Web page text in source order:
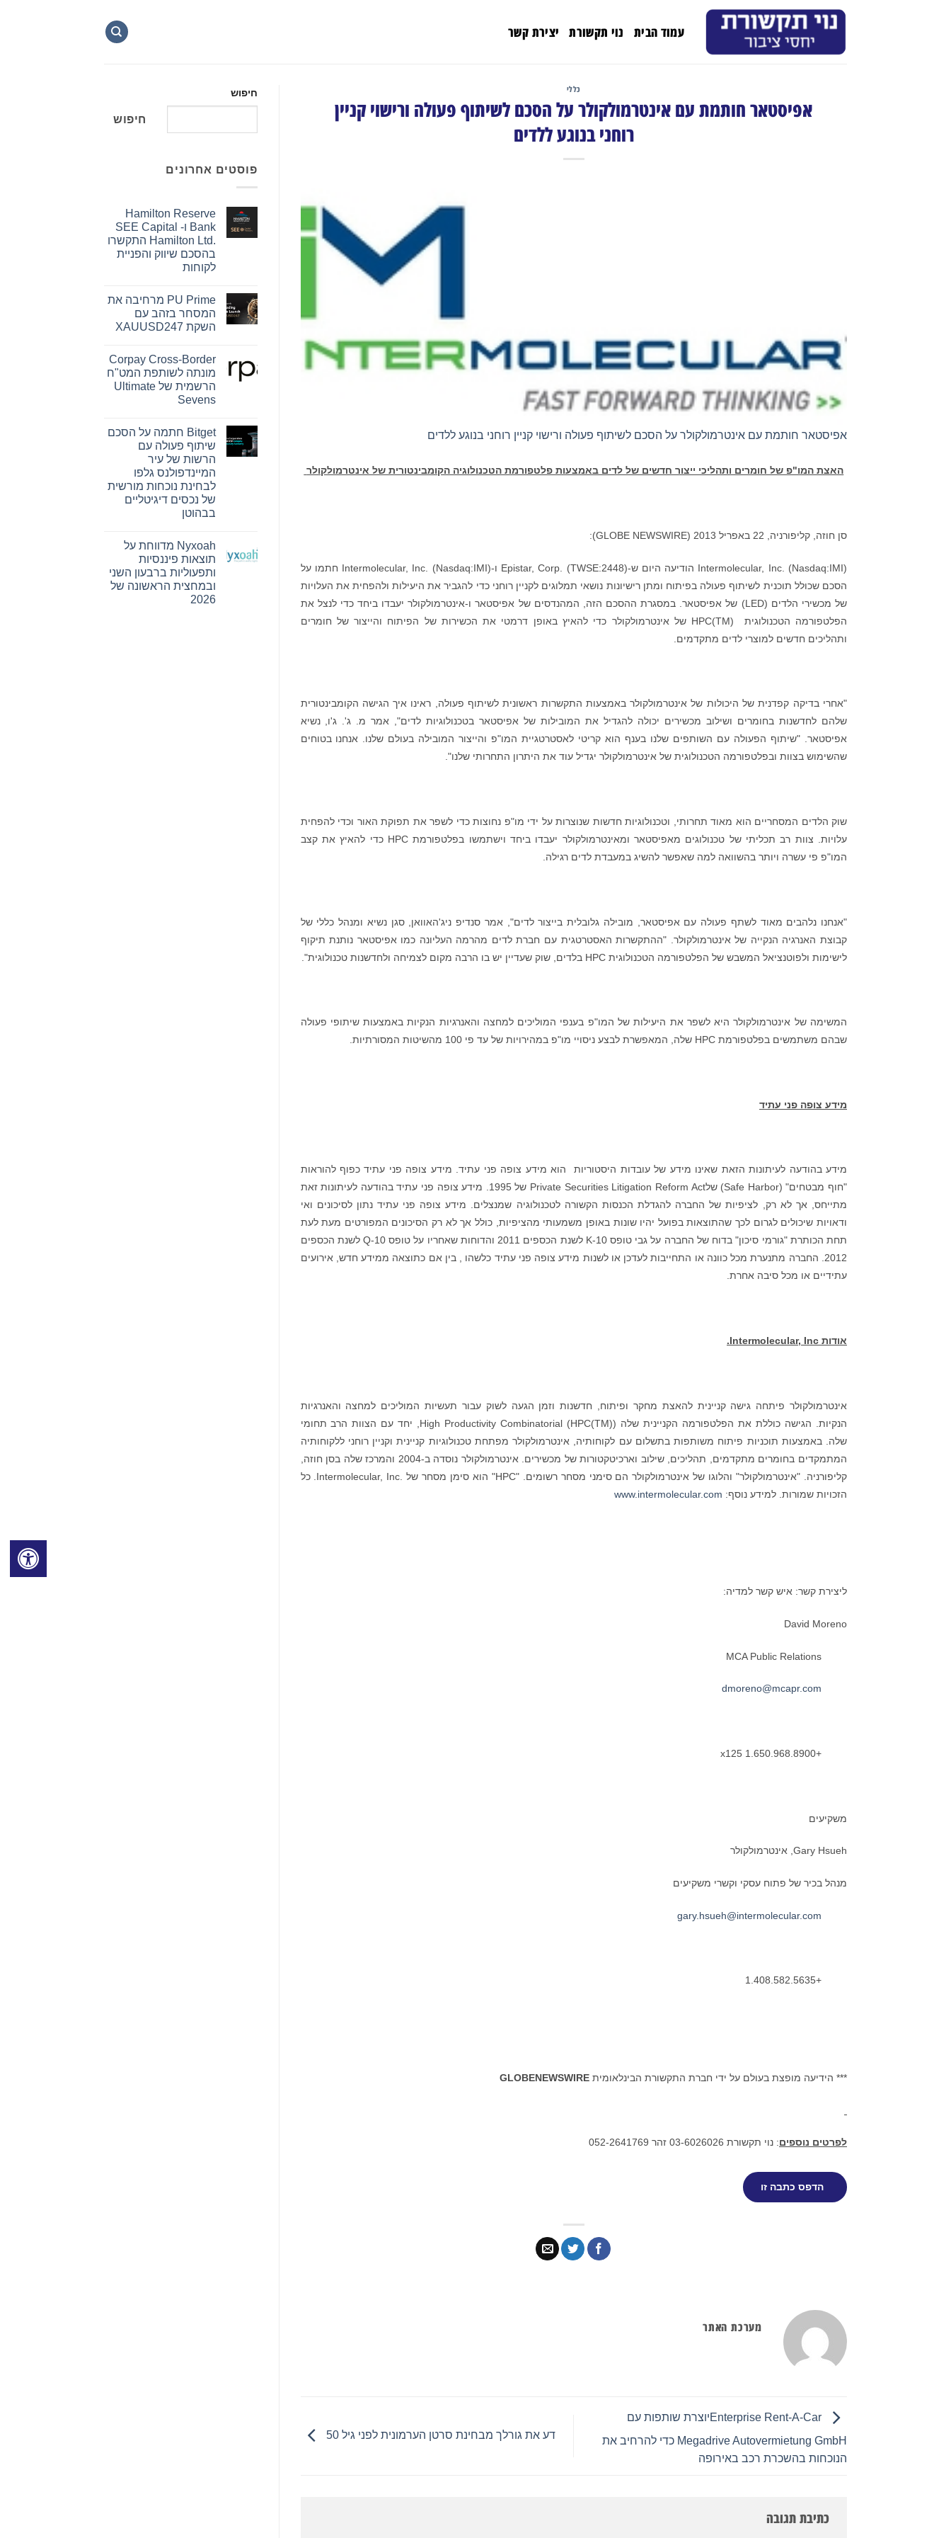
עמוד הבית נוי תקשורת יצירת קשר
כללי
אפיסטאר חותמת עם אינטרמולקולר על הסכם לשיתוף פעולה ורישוי קניין
רוחני בנוגע ללדים
אפיסטאר חותמת עם אינטרמולקולר על הסכם לשיתוף פעולה ורישוי קניין רוחני בנוגע ללדים
האצת המו"פ של חומרים ותהליכי ייצור חדשים של לדים באמצעות פלטפורמת הטכנולוגיה הקומבינטורית של אינטרמולקולר
סן חוזה, קליפורניה, 22 באפריל 2013 (GLOBE NEWSWIRE):
Intermolecular, Inc. (Nasdaq:IMI) הודיעה היום ש-Epistar, Corp. (TWSE:2448) ו-Intermolecular, Inc. (Nasdaq:IMI) חתמו על
הסכם שכולל תוכנית לשיתוף פעולה בפיתוח ומתן רישיונות נושאי תמלוגים לקניין רוחני כדי להגביר את היעילות ולהפחית את העלויות
של מכשירי הלדים (LED) של אפיסטאר. במסגרת ההסכם הזה, המהנדסים של אפיסטאר ו-אינטרמולקולר יעבדו ביחד כדי לנצל את
הפלטפורמה הטכנולוגית HPC(TM) של אינטרמולקולר כדי להאיץ באופן דרמטי את הכשירות של הפיתוח והייצור של חומרים
ותהליכים חדשים למוצרי לדים מתקדמים.
"אחרי בדיקה קפדנית של היכולות של אינטרמולקולר באמצעות התקשרות ראשונית לשיתוף פעולה, ראינו איך הגישה הקומבינטורית
שלהם לחדשנות בחומרים ושילוב מכשירים יכולה להגדיל את המובילות של אפיסטאר בטכנולוגיות לדים", אמר מ. ג'. ג'ו, נשיא
אפיסטאר. "שיתוף הפעולה עם השותפים שלנו בענף הוא קריטי לאסטרטגיית המו"פ והייצור המובילה בעולם שלנו. אנחנו בטוחים
שהשימוש בצוות ובפלטפורמה הטכנולוגית של אינטרמולקולר יגדיל עוד את היתרון התחרותי שלנו".
שוק הלדים המסחריים הוא מאוד תחרותי, וטכנולוגיות חדשות שנוצרות על ידי מו"פ נחוצות כדי לשפר את תפוקת האור וכדי להפחית
עלויות. צוות רב תכליתי של טכנולוגים מאפיסטאר ומאינטרמולקולר יעבדו ביחד וישתמשו בפלטפורמת HPC כדי להאיץ את קצב
המו"פ פי עשרה ויותר בהשוואה למה שאפשר להשיג במעבדת לדים רגילה.
"אנחנו נלהבים מאוד לשתף פעולה עם אפיסטאר, מובילה גלובלית בייצור לדים", אמר סנדיפ ניג'האוואן, סגן נשיא ומנהל כללי של
קבוצת האנרגיה הנקייה של אינטרמולקולר. "ההתקשרות האסטרטגית עם חברת לדים מהרמה העליונה כמו אפיסטאר נותנת תיקוף
לישימות ולפוטנציאל המשבש של הפלטפורמה הטכנולוגית HPC בלדים, שוק שעדיין יש בו הרבה מקום לצמיחה ולחדשנות טכנולוגית".
המשימה של אינטרמולקולר היא לשפר את היעילות של המו"פ בענפי המוליכים למחצה והאנרגיות הנקיות באמצעות שיתופי פעולה
שבהם משתמשים בפלטפורמת HPC שלה, המאפשרת לבצע ניסויי מו"פ במהירויות של עד פי 100 מהשיטות המסורתיות.
מידע צופה פני עתיד
מידע בהודעה לעיתונות הזאת שאינו מידע של עובדות היסטוריות הוא מידע צופה פני עתיד. מידע צופה פני עתיד כפוף להוראות
"חוף מבטחים" (Safe Harbor) שלPrivate Securities Litigation Reform Act של 1995. מידע צופה פני עתיד בהודעה לעיתונות זאת
מתייחס, אך לא רק, לציפיות של החברה להגדלת הכנסות הקשורה לטכנולוגיה שמנצלים. מידע צופה פני עתיד נתון לסיכונים ואי
ודאויות שיכולים לגרום לכך שהתוצאות בפועל יהיו שונות באופן משמעותי מהציפיות, כולל אך לא רק הסיכונים המפורטים מעת לעת
תחת הכותרת "גורמי סיכון" בדוח של החברה על גבי טופס K-10 לשנת הכספים 2011 והדוחות שאחריו על טופס Q-10 לשנת הכספים
2012. החברה מתנערת מכל כוונה או התחייבות לעדכן או לשנות מידע צופה פני עתיד כלשהו , בין אם כתוצאה ממידע חדש, אירועים
עתידיים או מכל סיבה אחרת.
אודות Intermolecular, Inc
.
אינטרמולקולר פיתחה גישה קניינית להאצת מחקר ופיתוח, חדשנות וזמן הגעה לשוק עבור תעשיות המוליכים למחצה והאנרגיות
הנקיות. הגישה כוללת את הפלטפורמה הקניינית שלה High Productivity Combinatorial (HPC(TM)), יחד עם הצוות הרב תחומי
שלה. באמצעות תוכניות פיתוח משותפות בתשלום עם לקוחותיה, אינטרמולקולר מפתחת טכנולוגיות קניינית וקניין רוחני ללקוחותיה
המתמקדים בחומרים מתקדמים, תהליכים, שילוב וארכיטקטורות של מכשירים. אינטרמולקולר נוסדה ב-2004 והמרכז שלה בסן חוזה,
קליפורניה. "אינטרמולקולר" והלוגו של אינטרמולקולר הם סימני מסחר רשומים. "HPC" הוא סימן מסחר של .Intermolecular, Inc. כל
הזכויות שמורות. למידע נוסף: www.intermolecular.com
ליצירת קשר: איש קשר למדיה:
David Moreno
dmoreno@mcapr.com
+1.650.968.8900 x125
משקיעים
Gary Hsueh, אינטרמולקולר
מנהל בכיר של פתוח עסקי וקשרי משקיעים
gary.hsueh@intermolecular.com
+1.408.582.5635
*** הידיעה מופצת בעולם על ידי חברת התקשורת הבינלאומית GLOBENEWSWIRE
לפרטים נוספים: נוי תקשורת 03-6026026 זהר 052-2641769
הדפס כתבה זו
מערכת האתר
Enterprise Rent-A-Carיוצרת שותפות עם
Megadrive Autovermietung GmbH כדי להרחיב את
הנוכחות בהשכרת רכב באירופה
דע את גורלך מבחינת סרטן הערמונית לפני גיל 50
כתיבת תגובה
חיפוש
חיפוש
פוסטים אחרונים
Hamilton Reserve
Bank ו- SEE Capital
Hamilton Ltd.‎ התקשרו
בהסכם שיווק והפניית
לקוחות
על
Hamilton
Reserve
Bank
Capital
Hamilton
Ltd.‎
התקשרו
בהסכם
שיווק
PU Prime מרחיבה את
המסחר בזהב עם
השקת XAUUSD247
על
PU
Prime
מרחיבה
את
המסחר
השקת
XAUUSD247
Corpay Cross-Border
מונתה לשותפת המט"ח
הרשמית של Ultimate
Sevens
על
Corpay
Cross-
Border
מונתה
לשותפת
המט"ח
הרשמית
של
Ultimate
Bitget חתמה על הסכם
שיתוף פעולה עם
הרשות של עיר
המיינדפולנס גלפו
לבחינת נוכחות מורשית
של נכסים דיגיטליים
בבהוטן
על
Bitget
חתמה
על
הסכם
שיתוף
פעולה
Nyxoah מדווחת על
תוצאות פיננסיות
ותפעוליות ברבעון השני
ובמחצית הראשונה של
2026